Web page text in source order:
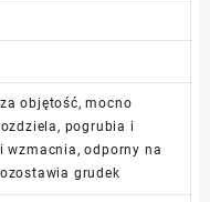
objętość, mocno
pogrubia i
wzmacnia, odporny na
grudek